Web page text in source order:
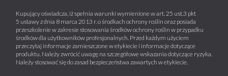
Kupujący oświadcza, iż spełnia warunki wymienione w art. 25 ust.3 pkt
5 ustawy z dnia 8 marca 2013 r. o środkach ochrony roślin oraz posiada
przeszkolenie w zakresie stosowania środków ochrony roślin w przypadku
środków dla użytkowników profesjonalnych. Przed każdym użyciem
przeczytaj informacje zamieszczone w etykiecie i informacje dotyczące
produktu. Należy zwrócić uwagę na szczegółowe wskazania dotyczące ryzyka.
Należy stosować się do zasad bezpieczeństwa zawartych w etykiecie.